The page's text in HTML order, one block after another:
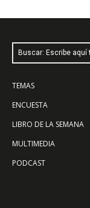
Buscar: Escribe aquí
TEMAS
ENCUESTA
LIBRO DE LA SEMANA
MULTIMEDIA
PODCAST